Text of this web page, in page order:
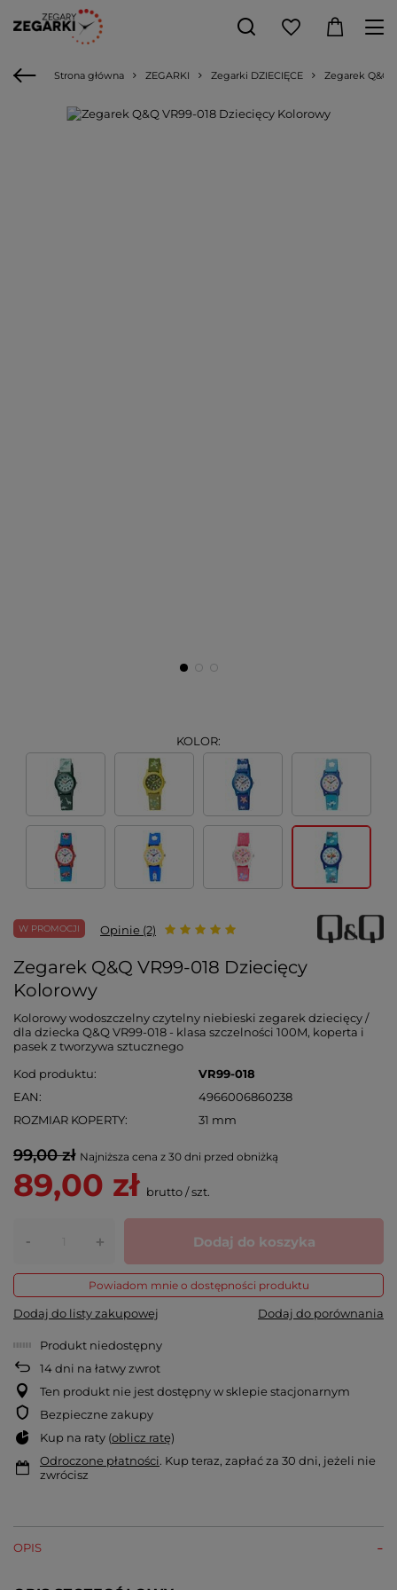
Strona główna ZEGARKI Zegarki DZIECIĘCE Zegarek Q&Q
KOLOR:
W PROMOCJI Opinie (2)
Zegarek Q&Q VR99-018 Dziecięcy
Kolorowy
Kolorowy wodoszczelny czytelny niebieski zegarek dziecięcy /
dla dziecka Q&Q VR99-018 - klasa szczelności 100M, koperta i
pasek z tworzywa sztucznego
Kod produktu
VR99-018
EAN
4966006860238
ROZMIAR KOPERTY
31 mm
99,00 zł Najniższa cena z 30 dni przed obniżką
89,00 zł brutto/szt.
- + Dodaj do koszyka
Powiadom mnie o dostępności produktu
Dodaj do listy zakupowej Dodaj do porównania
Produkt niedostępny
14dni na łatwy zwrot
Ten produkt nie jest dostępny w sklepie stacjonarnym
Bezpieczne zakupy
Kup na raty (oblicz ratę)
Odroczone płatności. Kup teraz, zapłać za 30 dni, jeżeli nie
zwrócisz
OPIS